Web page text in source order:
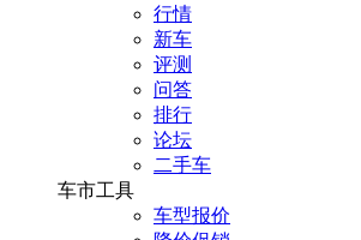
行情
新车
评测
问答
排行
论坛
二手车
车市工具
车型报价